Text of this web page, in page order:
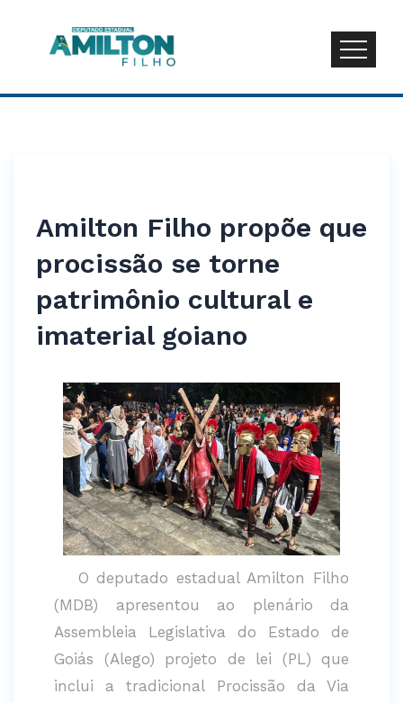
Amilton Filho propõe que
procissão se torne
patrimônio cultural e
imaterial goiano
O deputado estadual Amilton Filho
(MDB) apresentou ao plenário da
Assembleia Legislativa do Estado de
Goiás (Alego) projeto de lei (PL) que
inclui a tradicional Procissão da Via